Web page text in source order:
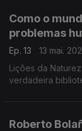
Como o
problemas
Ep. 13
13 mai.
Lições da
verdadeira
Roberto